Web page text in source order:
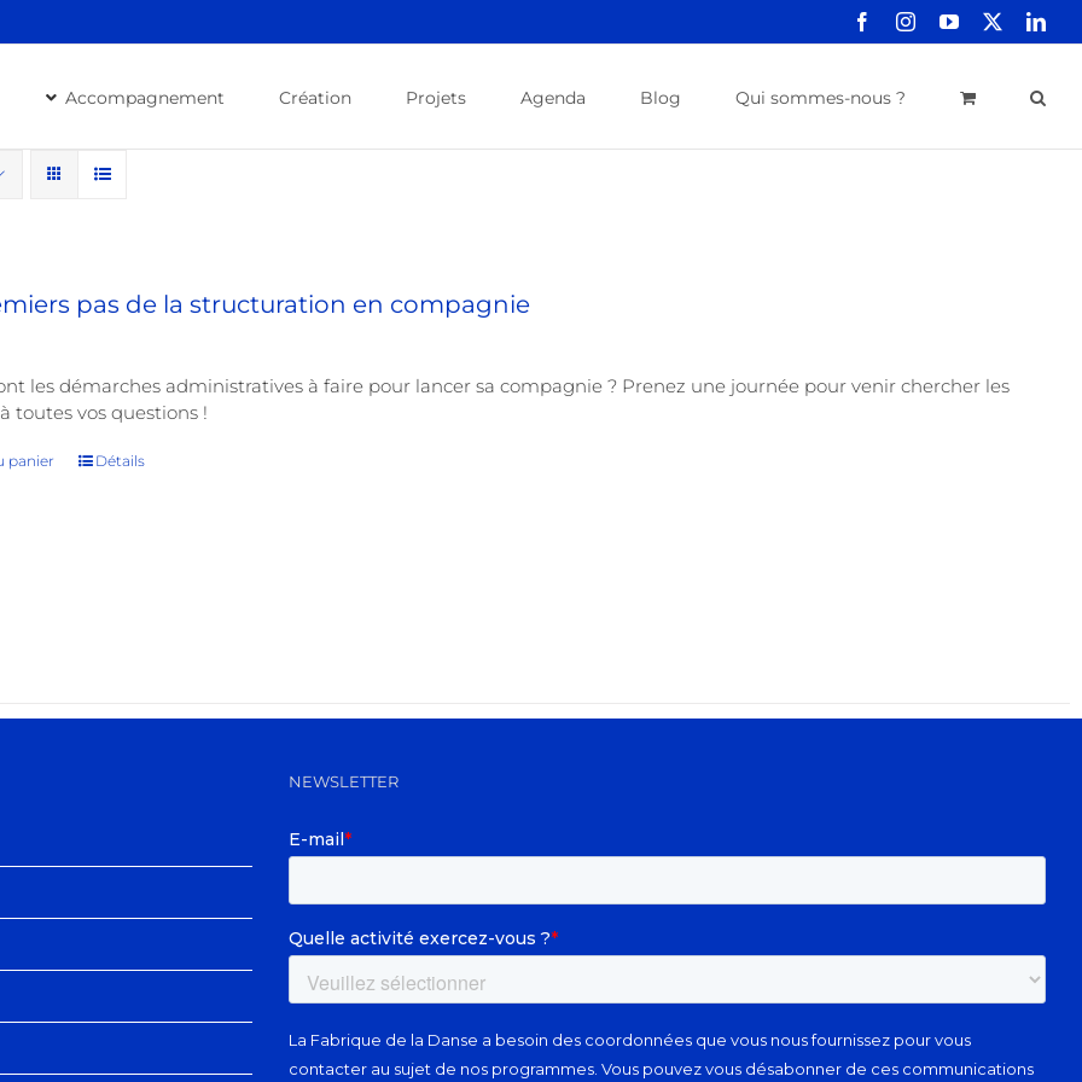
FacebookInstagramYouTube
Accompagnement Création Projets Agenda Blog Qui sommes-nous ?
pas de la structuration en compagnie
les démarches administratives à faire pour lancer sa compagnie ? Prenez une journée pour venir chercher les
toutes vos questions !
panier Détails
NEWSLETTER